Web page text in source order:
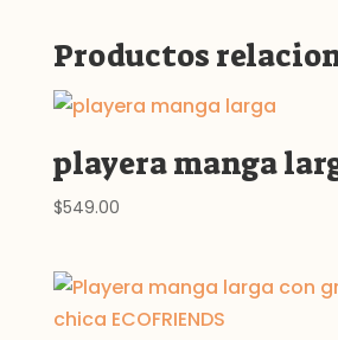
Productos
playera manga
$549.00